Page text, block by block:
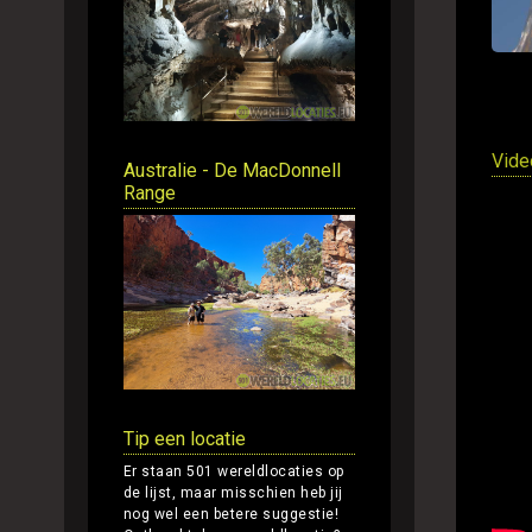
Australie - De MacDonnell
Range
Tip een locatie
Er staan 501 wereldlocaties op
de lijst, maar misschien heb jij
nog wel een betere suggestie!